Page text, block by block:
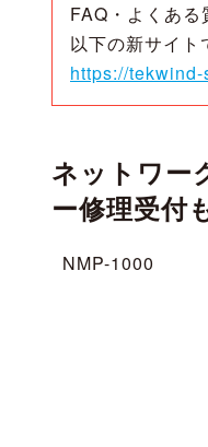
FAQ・よくある
以下の新サイト
https://
ネットワー
ー修理受付
NMP-1000